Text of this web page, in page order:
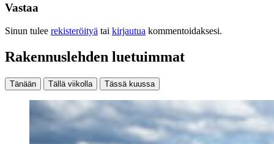
Vastaa
Sinun tulee rekisteröityä tai kirjautua kommentoidaksesi.
Rakennuslehden luetuimmat
Tänään Tällä viikolla Tässä kuussa